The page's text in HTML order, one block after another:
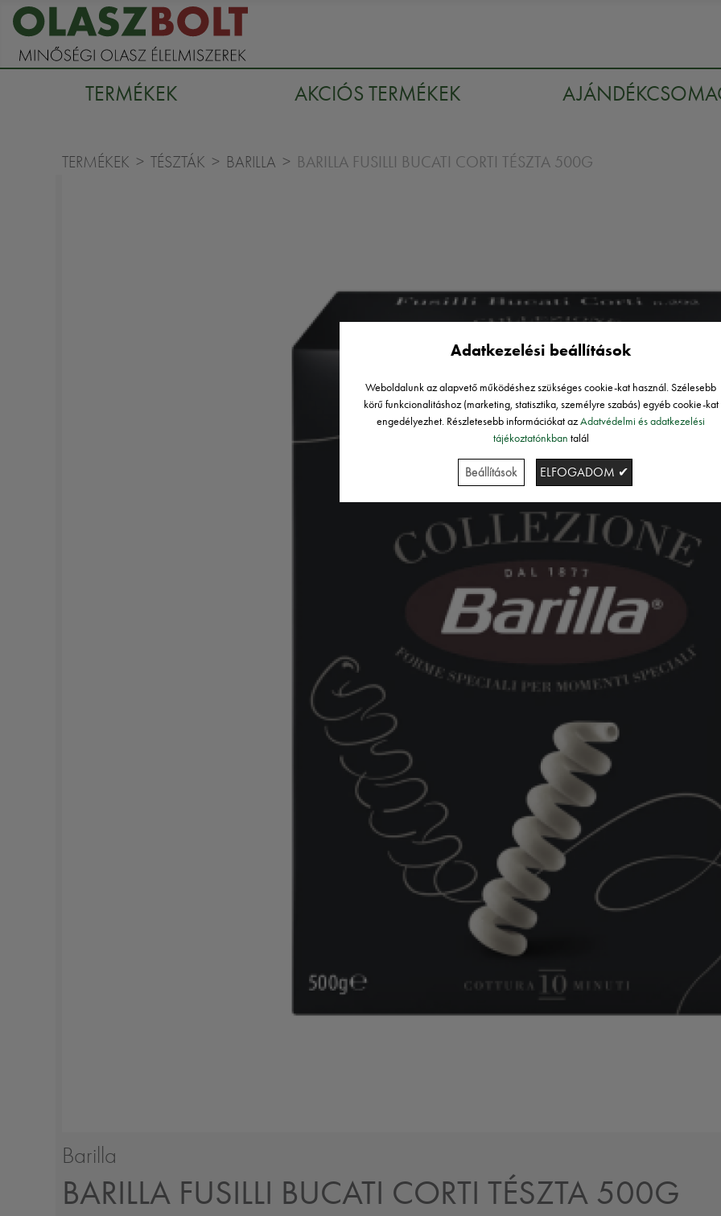
TERMÉKEK AKCIÓS TERMÉKEK
TERMÉKEK TÉSZTÁK BARILLA BARILLA FUSILLI BUCATI CORTI TÉSZTA 500G
Barilla
BARILLA FUSILLI BUCATI CORTI TÉSZTA 500G
Adatkezelési beállítások
Weboldalunk az alapvető működéshez szükséges cookie-kat használ. Szélesebb
körű funkcionalitáshoz (marketing, statisztika, személyre szabás) egyéb cookie-kat
engedélyezhet. Részletesebb információkat azAdatvédelmi és adatkezelési
tájékoztatónkban talál
Beállítások ELFOGADOM ✔